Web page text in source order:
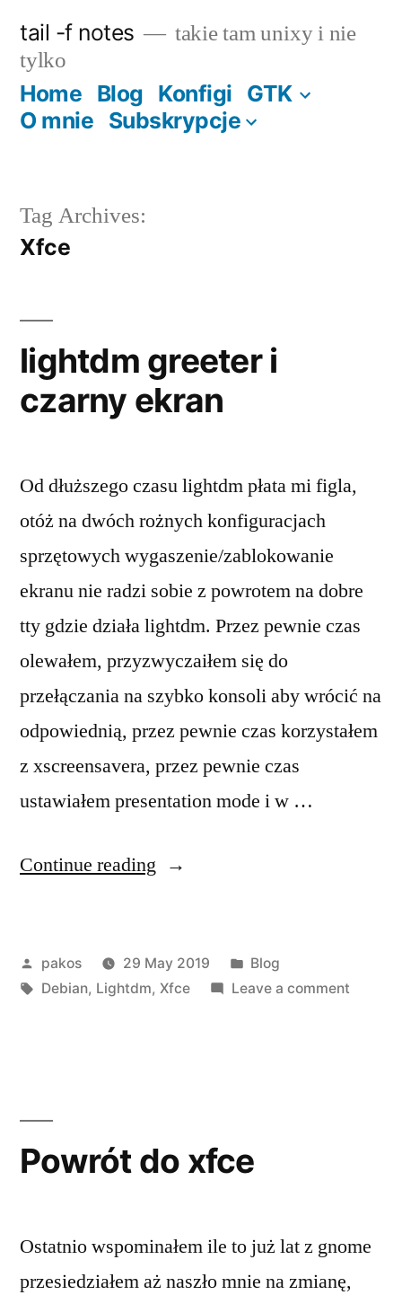
content
tail -f notes
takie tam unixy i nie
tylko
Home Blog Konfigi GTK
O mnie Subskrypcje
Tag Archives:
Xfce
lightdm greeter i
czarny ekran
Od dłuższego czasu lightdm płata mi figla,
otóż na dwóch rożnych konfiguracjach
sprzętowych wygaszenie/zablokowanie
ekranu nie radzi sobie z powrotem na dobre
tty gdzie działa lightdm. Przez pewnie czas
olewałem, przyzwyczaiłem się do
przełączania na szybko konsoli aby wrócić na
odpowiednią, przez pewnie czas korzystałem
z xscreensavera, przez pewnie czas
ustawiałem presentation mode i w …
Continue reading “lightdm
czarny
Posted
by
pakos 29 May 2019
Posted
in
Blog
Tags:
Debian, Lightdm, Xfce Leave a commenton
Powrót do xfce
Ostatnio wspominałem ile to już lat z gnome
przesiedziałem aż naszło mnie na zmianę,